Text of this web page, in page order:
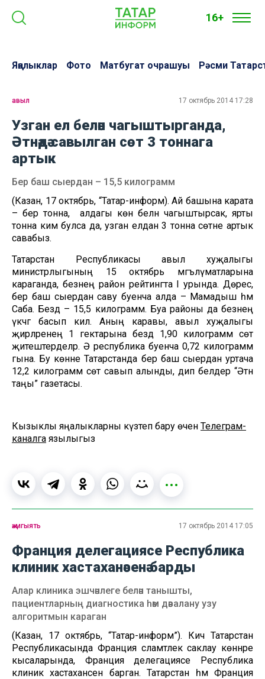
16+
Яңалыклар Фото Матбугат очрашуы Рәсми
авыл 17 октябрь 2014 17:28
Узган ел белән чагыштырганда,
Әтнәдә савылган сөт 3 тоннага
артык
Бер баш сыердан – 15,5 килограмм
(Казан, 17 октябрь, “Татар-информ). Ай башына карата
– бер тонна, ә алдагы көн белән чагыштырсак, ярты
тонна ким булса да, узган елдан 3 тонна сөтне артык
савабыз.
Татарстан Республикасы авыл хуҗалыгы
министрлыгының 15 октябрь мәгълүматларына
караганда, безнең район рейтингта I урында. Дөрес,
бер баш сыердан саву буенча алда – Мамадыш һәм
Саба. Бездә – 15,5 килограмм. Буа районы да безнең
үкчәгә басып килә. Аның каравы, авыл хуҗалыгы
җирләренең 1 гектарына бездә 1,90 килограмм сөт
җитештерделәр. Ә республика буенча 0,72 килограмм
гына. Бу көнне Татарстанда бер баш сыердан уртача
12,2 килограмм сөт савып алынды, дип белдерә “Әтнә
таңы” газетасы.
Кызыклы яңалыкларны күзәтеп бару өчен Телеграм-
каналга язылыгыз
җәмгыять 17 октябрь 2014 17:05
Франция делегациясе Республика
клиник хастаханәсенә барды
Алар клиника эшчәнлеге белән танышты,
пациентларның диагностика һәм дәвалану узу
алгоритмын караган
(Казан, 17 октябрь, “Татар-информ”). Кичә Татарстан
Республикасында Франция сәламәтлек саклау көннәре
кысаларында, Франция делегациясе Республика
клиник хастаханәсенә барган. Татарстан һәм Франция